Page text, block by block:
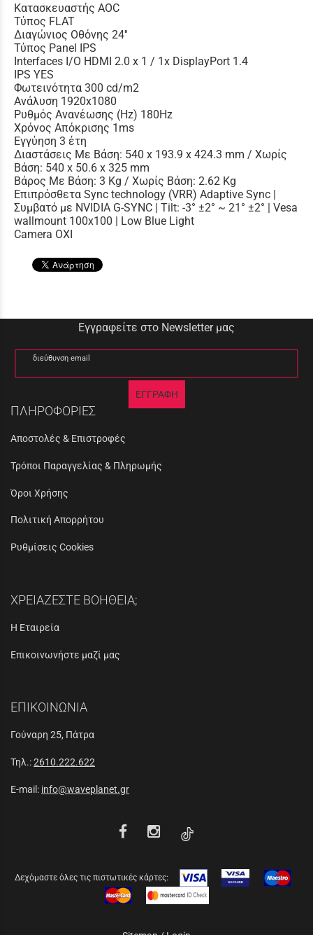
Κατασκευαστής AOC
Τύπος FLAT
Διαγώνιος Οθόνης 24''
Τύπος Panel IPS
Interfaces I/O HDMI 2.0 x 1 / 1x DisplayPort 1.4
IPS YES
Φωτεινότητα 300 cd/m2
Ανάλυση 1920x1080
Ρυθμός Ανανέωσης (Hz) 180Hz
Χρόνος Απόκρισης 1ms
Εγγύηση 3 έτη
Διαστάσεις Με Βάση: 540 x 193.9 x 424.3 mm / Χωρίς
Βάση: 540 x 50.6 x 325 mm
Βάρος Με Βάση: 3 Kg / Χωρίς Βάση: 2.62 Kg
Επιπρόσθετα Sync technology (VRR) Adaptive Sync |
Συμβατό με NVIDIA G-SYNC | Tilt: -3° ±2° ~ 21° ±2° | Vesa
wallmount 100x100 | Low Blue Light
Camera ΟΧΙ
Εγγραφείτε στο Newsletter μας
διεύθυνση email
ΕΓΓΡΑΦΗ
ΠΛΗΡΟΦΟΡΙΕΣ
Αποστολές & Επιστροφές
Τρόποι Παραγγελίας & Πληρωμής
Όροι Χρήσης
Πολιτική Απορρήτου
Ρυθμίσεις Cookies
ΧΡΕΙΑΖΕΣΤΕ ΒΟΗΘΕΙΑ;
Η Εταιρεία
Επικοινωνήστε μαζί μας
ΕΠΙΚΟΙΝΩΝΙΑ
Γούναρη 25, Πάτρα
Τηλ.:2610.222.622
E-mail: info@waveplanet.gr
Δεχόμαστε όλες τις πιστωτικές κάρτες: